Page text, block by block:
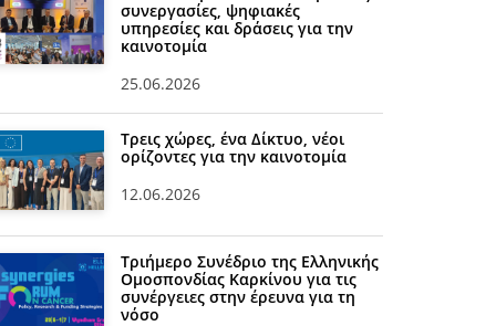
συνεργασίες, ψηφιακές
υπηρεσίες και δράσεις για την
καινοτομία
25.06.2026
Τρεις χώρες, ένα Δίκτυο, νέοι
ορίζοντες για την καινοτομία
12.06.2026
Τριήμερο Συνέδριο της Ελληνικής
Ομοσπονδίας Καρκίνου για τις
συνέργειες στην έρευνα για τη
νόσο